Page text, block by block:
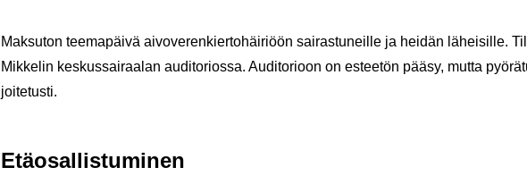
Mak­su­ton tee­ma­päi­vä ai­vo­ve­ren­kier­to­häi­ri­öön sai­ras­tu­neil­le ja hei­dän lä­hei­sil­le.
Mik­ke­lin kes­kus­sai­raa­lan au­di­to­rios­sa. Au­di­to­rioon on es­tee­tön pääsy, mutta
joi­te­tus­ti.
Etä­osal­lis­tu­mi­nen